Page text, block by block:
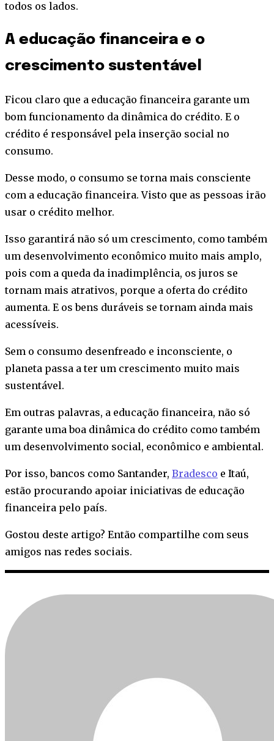
todos os lados.
A educação financeira e o
crescimento sustentável
Ficou claro que a educação financeira garante um
bom funcionamento da dinâmica do crédito. E o
crédito é responsável pela inserção social no
consumo.
Desse modo, o consumo se torna mais consciente
com a educação financeira. Visto que as pessoas irão
usar o crédito melhor.
Isso garantirá não só um crescimento, como também
um desenvolvimento econômico muito mais amplo,
pois com a queda da inadimplência, os juros se
tornam mais atrativos, porque a oferta do crédito
aumenta. E os bens duráveis se tornam ainda mais
acessíveis.
Sem o consumo desenfreado e inconsciente, o
planeta passa a ter um crescimento muito mais
sustentável.
Em outras palavras, a educação financeira, não só
garante uma boa dinâmica do crédito como também
um desenvolvimento social, econômico e ambiental.
Por isso, bancos como Santander, Bradesco e Itaú,
estão procurando apoiar iniciativas de educação
financeira pelo país.
Gostou deste artigo? Então compartilhe com seus
amigos nas redes sociais.